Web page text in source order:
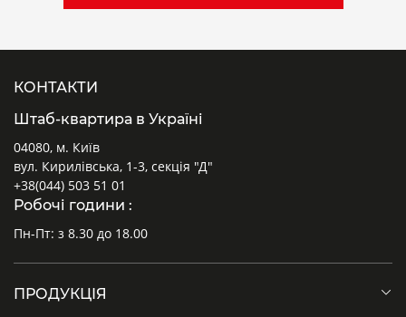
КОНТАКТИ
Штаб-квартира в Україні
04080, м. Київ
вул. Кирилівська, 1-3, секція "Д"
+38(044) 503 51 01
Робочі години :
Пн-Пт: з 8.30 до 18.00
ПРОДУКЦІЯ